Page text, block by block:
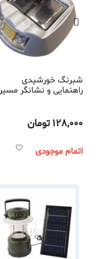
شبرنگ خورشیدی
راهنمایی و نشانگر مسیر
128,000تومان
اتمام موجودی